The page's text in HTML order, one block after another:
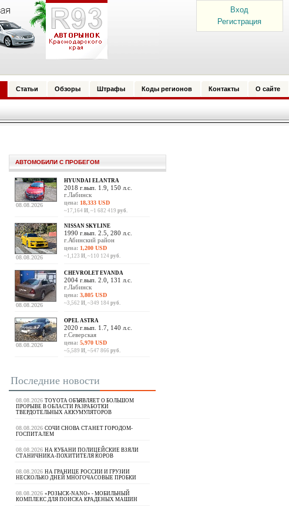
Вход
Регистрация
Статьи Обзоры Штрафы Коды регионов Контакты О сайте
АВТОМОБИЛИ С ПРОБЕГОМ
08.08.2026
HYUNDAI ELANTRA
2018 г.вып. 1.9, 150 л.с.
г.Лабинск
цена: 18,333 USD
~17,164 И, ~1 682 419 руб.
08.08.2026
NISSAN SKYLINE
1990 г.вып. 2.5, 280 л.с.
г.Абинский район
цена: 1,200 USD
~1,123 И, ~110 124 руб.
08.08.2026
CHEVROLET EVANDA
2004 г.вып. 2.0, 131 л.с.
г.Лабинск
цена: 3,805 USD
~3,562 И, ~349 184 руб.
08.08.2026
OPEL ASTRA
2020 г.вып. 1.7, 140 л.с.
г.Северская
цена: 5,970 USD
~5,589 И, ~547 866 руб.
Последние новости
08.08.2026 TOYOTA ОБЪЯВЛЯЕТ О БОЛЬШОМ
ПРОРЫВЕ В ОБЛАСТИ РАЗРАБОТКИ
ТВЕРДОТЕЛЬНЫХ АККУМУЛЯТОРОВ
08.08.2026 СОЧИ СНОВА СТАНЕТ ГОРОДОМ-
ГОСПИТАЛЕМ
08.08.2026 НА КУБАНИ ПОЛИЦЕЙСКИЕ ВЗЯЛИ
СТАНИЧНИКА-ПОХИТИТЕЛЯ КОРОВ
08.08.2026 НА ГРАНИЦЕ РОССИИ И ГРУЗИИ
НЕСКОЛЬКО ДНЕЙ МНОГОЧАСОВЫЕ ПРОБКИ
08.08.2026 «РОЗЫСК-NANO» - МОБИЛЬНЫЙ
КОМПЛЕКС ДЛЯ ПОИСКА КРАДЕНЫХ МАШИН